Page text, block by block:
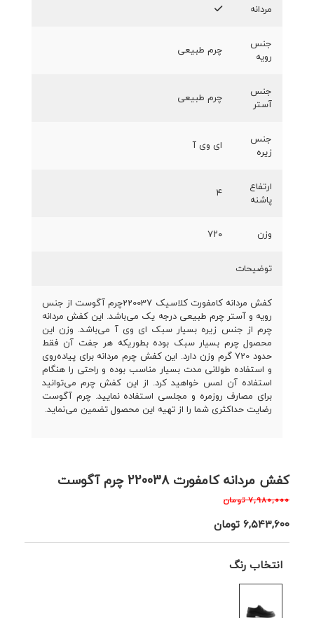
کفش مردانه کامفورت 220038 چرم آگوست
۷,۹۸۰,۰۰۰ تومان
۶,۵۴۳,۶۰۰تومان
انتخاب رنگ
مردانه
جنس
رویه
چرم طبیعی
جنس
آستر
چرم طبیعی
جنس
زیره
ای وی آ
ارتفاع
پاشنه
۴
وزن ۷۲۰
توضیحات
کفش مردانه کامفورت کلاسیک 220037چرم آگوست از جنس
رویه و آستر چرم طبیعی درجه یک می‌باشد. این کفش مردانه
چرم از جنس زیره بسیار سبک ای وی آ می‌باشد. وزن این
محصول چرم بسیار سبک بوده بطوریکه هر جفت آن فقط
حدود 720 گرم وزن دارد. این کفش چرم مردانه برای پیاده‌روی
و استفاده طولانی مدت بسیار مناسب بوده و راحتی را هنگام
استفاده آن لمس خواهید کرد. از این کفش چرم می‌توانید
برای مصارف روزمره و مجلسی استفاده نمایید. چرم آگوست
رضایت حداکثری شما را از تهیه این محصول تضمین می‌نماید.